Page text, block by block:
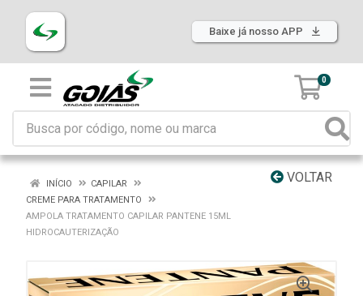
Baixe já nosso APP
0
VOLTAR
INÍCIO
CAPILAR
CREME PARA TRATAMENTO
AMPOLA TRATAMENTO CAPILAR PANTENE 15ML
HIDROCAUTERIZAÇÃO